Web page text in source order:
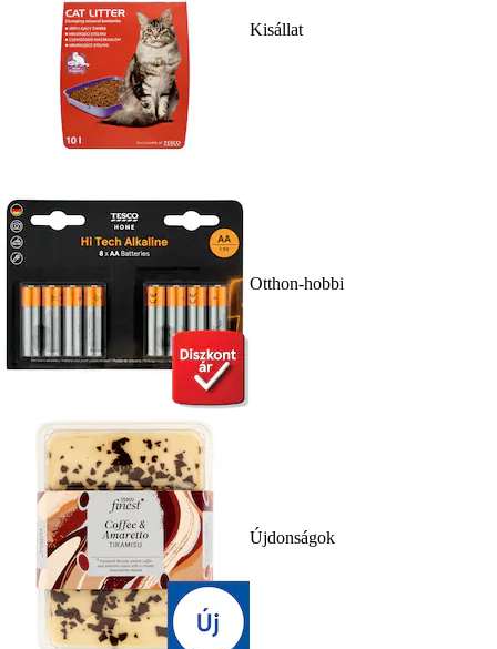
Kisállat
Otthon-hobbi
Újdonságok